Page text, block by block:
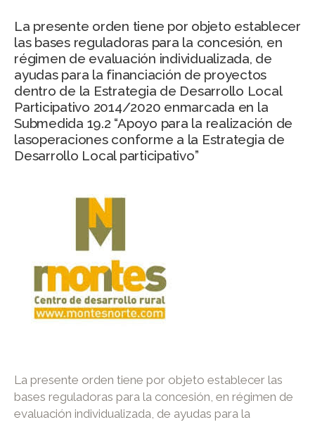
La presente orden tiene por objeto establecer
las bases reguladoras para la concesión, en
régimen de evaluación individualizada, de
ayudas para la financiación de proyectos
dentro de la Estrategia de Desarrollo Local
Participativo 2014/2020 enmarcada en la
Submedida 19.2 “Apoyo para la realización de
lasoperaciones conforme a la Estrategia de
Desarrollo Local participativo”
La presente orden tiene por objeto establecer las
bases reguladoras para la concesión, en régimen de
evaluación individualizada, de ayudas para la